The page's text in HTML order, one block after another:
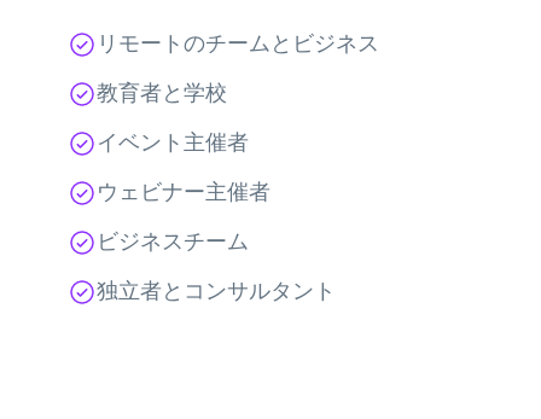
リモートのチームとビジネス
教育者と学校
イベント主催者
ウェビナー主催者
ビジネスチーム
独立者とコンサルタント